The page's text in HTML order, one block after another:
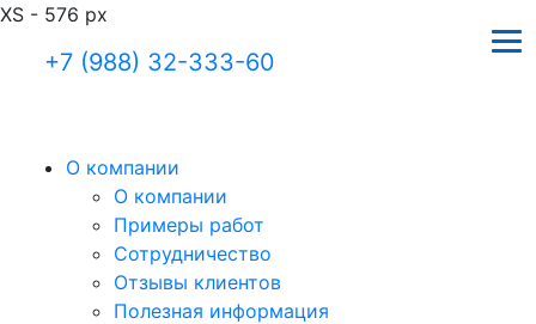
XS - 576 px
+7 (988) 32-333-60
О компании
О компании
Примеры работ
Сотрудничество
Отзывы клиентов
Полезная информация